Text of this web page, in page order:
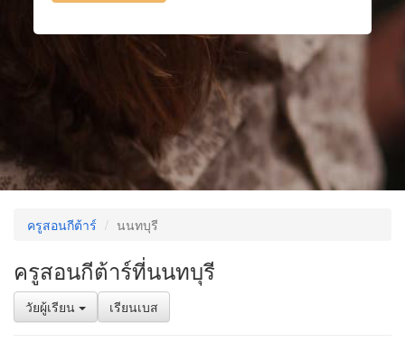
ครูสอนกีต้าร์ นนทบุรี
ครูสอนกีต้าร์ที่นนทบุรี
วัยผู้เรียน เรียนเบส